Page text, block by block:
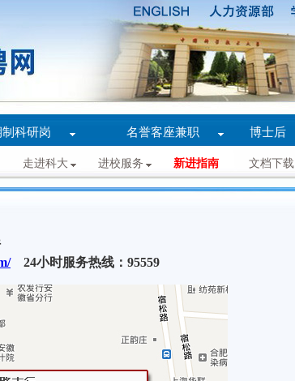
科研岗 名誉客座兼职 博士后
走进科大 进校服务 新进指南 文档下载
24小时服务热线：95559